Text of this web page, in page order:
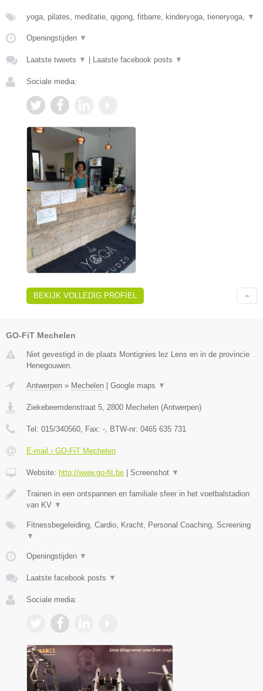
yoga, pilates, meditatie, qigong, fitbarre, kinderyoga, tieneryoga, ▼
Openingstijden ▼
Laatste tweets ▼ Laatste facebook posts ▼
Sociale media:
BEKIJK VOLLEDIG PROFIEL
GO-FiT Mechelen
Niet gevestigd in de plaats Montignies lez Lens en in de provincie
Henegouwen.
Antwerpen » Mechelen | Google maps ▼
Ziekebeemdenstraat 5 2800 Mechelen (Antwerpen)
Tel: 015/340560 , Fax: - , BTW-nr: 0465 635 731
E-mail › GO-FiT Mechelen
Website: http://www.go-fit.be | Screenshot ▼
Trainen in een ontspannen en familiale sfeer in het voetbalstadion
van KV ▼
Fitnessbegeleiding, Cardio, Kracht, Personal Coaching, Screening
▼
Openingstijden ▼
Laatste facebook posts ▼
Sociale media: